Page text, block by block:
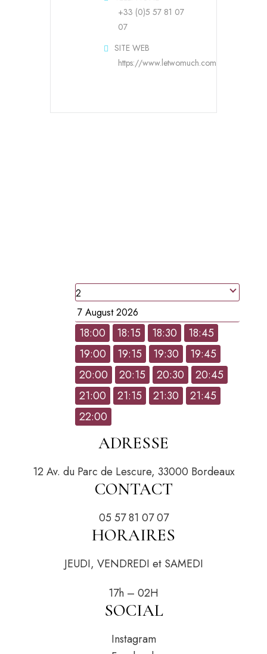
+33 (0)5 57 81 07
07
SITE WEB
https://www.letwomuch.com
18:00 18:15 18:30
18:45
19:00
19:15 19:30
19:45
20:00
20:15 20:30
20:45
21:00
21:15 21:30
21:45
22:00
ADRESSE
12 Av. du Parc de Lescure, 33000 Bordeaux
CONTACT
05 57 81 07 07
HORAIRES
JEUDI, VENDREDI et SAMEDI
17h – 02H
SOCIAL
Instagram